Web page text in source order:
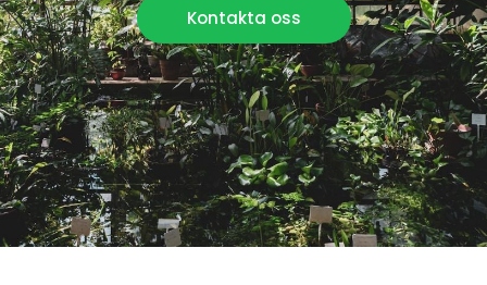
Kontakta oss